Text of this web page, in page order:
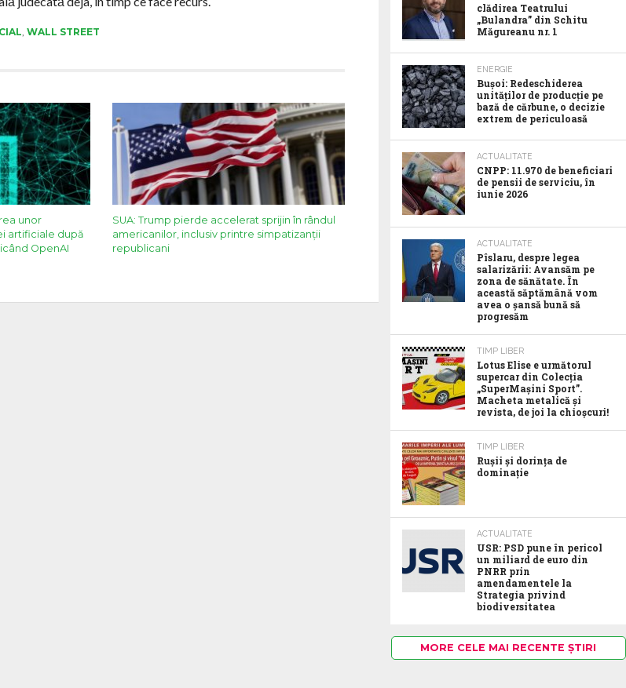
, WALL STREET
unor
artificiale după
OpenAI
SUA: Trump pierde accelerat sprijin în rândul
americanilor, inclusiv printre simpatizanții
republicani
clădirea Teatrului
„Bulandra” din Schitu
Măgureanu nr. 1
ENERGIE
Bușoi: Redeschiderea
unităților de producție pe
bază de cărbune, o decizie
extrem de periculoasă
ACTUALITATE
CNPP: 11.970 de beneficiari
de pensii de serviciu, în
iunie 2026
ACTUALITATE
Pîslaru, despre legea
salarizării: Avansăm pe
zona de sănătate. În
această săptămână vom
avea o șansă bună să
progresăm
TIMP LIBER
Lotus Elise e următorul
supercar din Colecția
„SuperMașini Sport”.
Macheta metalică și
revista, de joi la chioșcuri!
TIMP LIBER
Rușii și dorința de
dominație
ACTUALITATE
USR: PSD pune în pericol
un miliard de euro din
PNRR prin
amendamentele la
Strategia privind
biodiversitatea
MORE CELE MAI RECENTE ȘTIRI